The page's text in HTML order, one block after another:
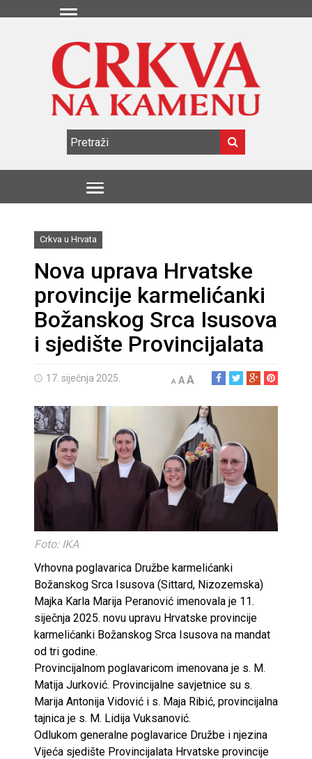
Crkva u Hrvata
Nova uprava Hrvatske
provincije karmelićanki
Božanskog Srca Isusova
i sjedište Provincijalata
17. siječnja 2025. A AA
Foto: IKA
Vrhovna poglavarica Družbe karmelićanki
Božanskog Srca Isusova (Sittard, Nizozemska)
Majka Karla Marija Peranović imenovala je 11.
siječnja 2025. novu upravu Hrvatske provincije
karmelićanki Božanskog Srca Isusova na mandat
od tri godine.
Provincijalnom poglavaricom imenovana je s. M.
Matija Jurković. Provincijalne savjetnice su s.
Marija Antonija Vidović i s. Maja Ribić, provincijalna
tajnica je s. M. Lidija Vuksanović.
Odlukom generalne poglavarice Družbe i njezina
Vijeća sjedište Provincijalata Hrvatske provincije